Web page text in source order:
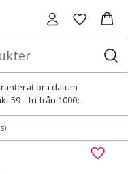
bra datum
59:- fri från 1000:-